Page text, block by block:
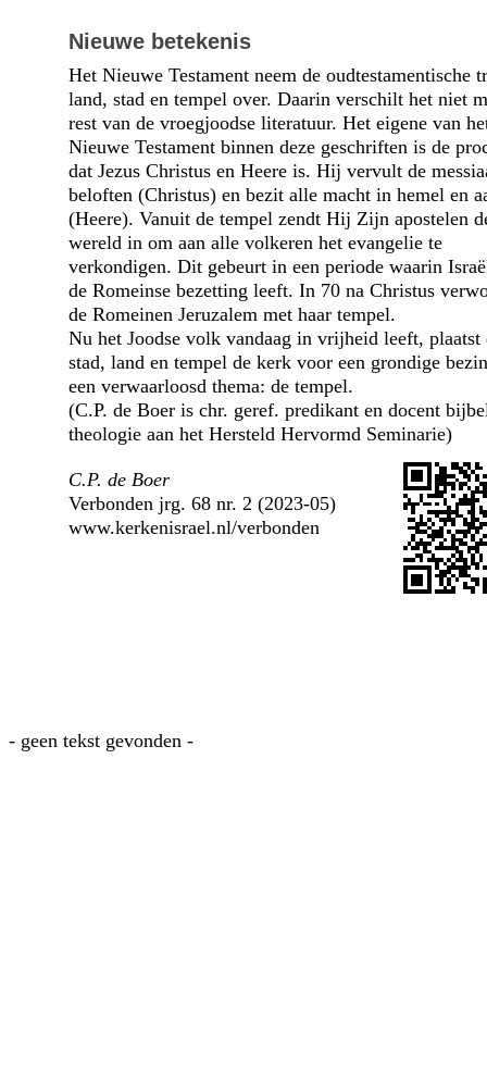
Nieuwe betekenis
Het Nieuwe Testament neem de oudtestamentische
land, stad en tempel over. Daarin verschilt het niet
rest van de vroegjoodse literatuur. Het eigene van
Nieuwe Testament binnen deze geschriften is de
dat Jezus Christus en Heere is. Hij vervult de
beloften (Christus) en bezit alle macht in hemel en
(Heere). Vanuit de tempel zendt Hij Zijn apostelen
wereld in om aan alle volkeren het evangelie te
verkondigen. Dit gebeurt in een periode waarin
de Romeinse bezetting leeft. In 70 na Christus
de Romeinen Jeruzalem met haar tempel.
Nu het Joodse volk vandaag in vrijheid leeft, plaatst
stad, land en tempel de kerk voor een grondige
een verwaarloosd thema: de tempel.
(C.P. de Boer is chr. geref. predikant en docent
theologie aan het Hersteld Hervormd Seminarie)
C.P. de Boer
Verbonden jrg. 68 nr. 2 (2023-05)
www.kerkenisrael.nl/verbonden
- geen tekst gevonden -